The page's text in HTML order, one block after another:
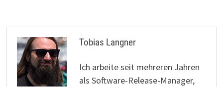
Tobias Langner
Ich arbeite seit mehreren Jahren
als Software-Release-Manager,